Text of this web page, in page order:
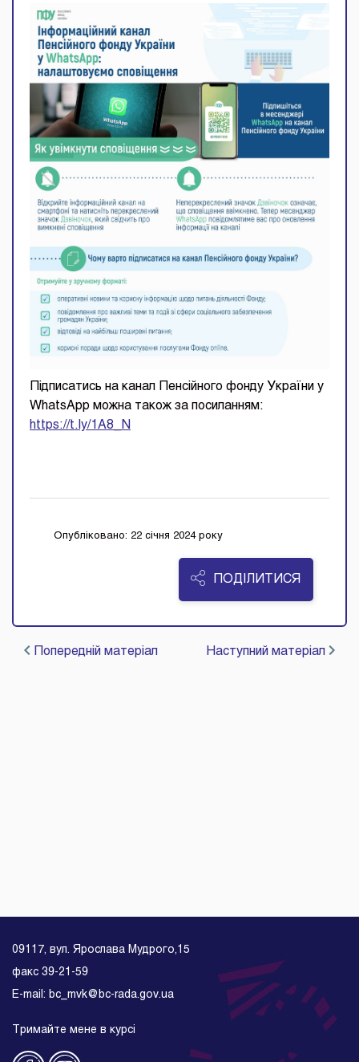
Підписатись на канал Пенсійного фонду України у
WhatsApp можна також за посиланням:
https://t.ly/1A8_N
Опубліковано: 22 січня 2024 року
ПОДІЛИТИСЯ
Попередній матеріал Наступний матеріал
09117, вул. Ярослава Мудрого,15
факс 39-21-59
E-mail: bc_mvk@bc-rada.gov.ua
Тримайте мене в курсі